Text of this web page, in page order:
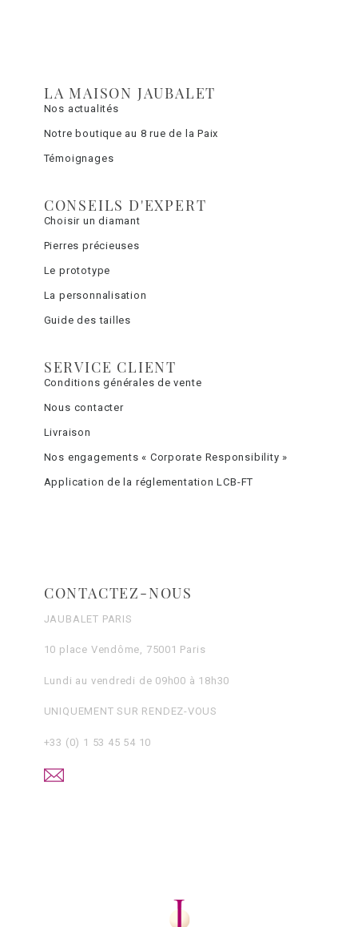
LA MAISON JAUBALET
Nos actualités
Notre boutique au 8 rue de la Paix
Témoignages
CONSEILS D'EXPERT
Choisir un diamant
Pierres précieuses
Le prototype
La personnalisation
Guide des tailles
SERVICE CLIENT
Conditions générales de vente
Nous contacter
Livraison
Nos engagements « Corporate Responsibility »
Application de la réglementation LCB-FT
CONTACTEZ-NOUS
JAUBALET PARIS
10 place Vendôme, 75001 Paris
Lundi au vendredi de 09h00 à 18h30
UNIQUEMENT SUR RENDEZ-VOUS
+33 (0) 1 53 45 54 10